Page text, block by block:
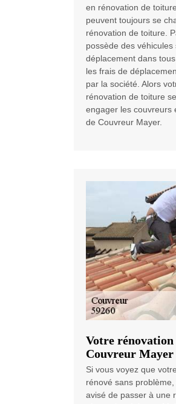
en rénovation de
peuvent toujours se
rénovation de toiture.
possède des
déplacement dans
les frais de
par la société. Alors
rénovation de toiture
engager les couvreurs
de Couvreur Mayer.
Votre
Couvreur Mayer
Si vous voyez que
rénové sans
avisé de passer à une